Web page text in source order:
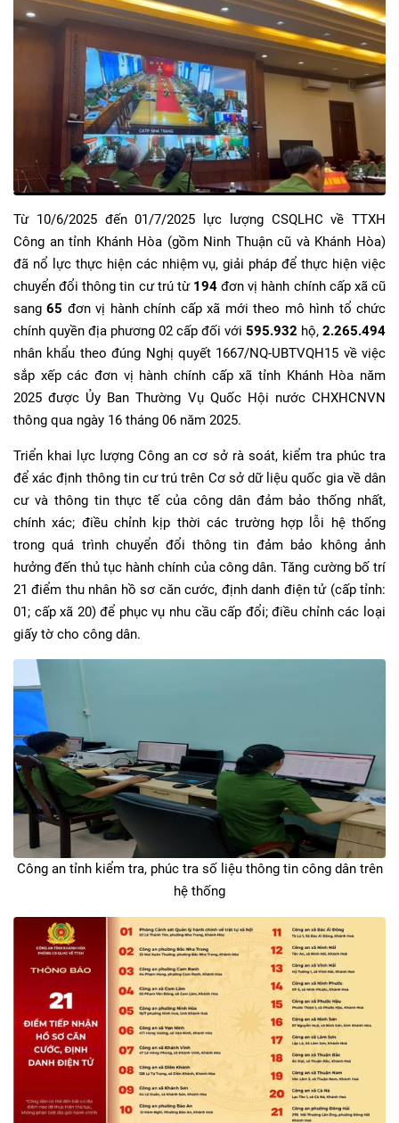
Từ 10/6/2025 đến 01/7/2025 lực lượng CSQLHC về TTXH
Công an tỉnh Khánh Hòa (gồm Ninh Thuận cũ và Khánh Hòa)
đã nổ lực thực hiện các nhiệm vụ, giải pháp để thực hiện việc
chuyển đổi thông tin cư trú từ 194 đơn vị hành chính cấp xã cũ
sang 65 đơn vị hành chính cấp xã mới theo mô hình tổ chức
chính quyền địa phương 02 cấp đối với 595.932 hộ, 2.265.494
nhân khẩu theo đúng Nghị quyết 1667/NQ-UBTVQH15 về việc
sắp xếp các đơn vị hành chính cấp xã tỉnh Khánh Hòa năm
2025 được Ủy Ban Thường Vụ Quốc Hội nước CHXHCNVN
thông qua ngày 16 tháng 06 năm 2025.
Triển khai lực lượng Công an cơ sở rà soát, kiểm tra phúc tra
để xác định thông tin cư trú trên Cơ sở dữ liệu quốc gia về dân
cư và thông tin thực tế của công dân đảm bảo thống nhất,
chính xác; điều chỉnh kịp thời các trường hợp lỗi hệ thống
trong quá trình chuyển đổi thông tin đảm bảo không ảnh
hưởng đến thủ tục hành chính của công dân. Tăng cường bố trí
21 điểm thu nhân hồ sơ căn cước, định danh điện tử (cấp tỉnh:
01; cấp xã 20) để phục vụ nhu cầu cấp đổi; điều chỉnh các loại
giấy tờ cho công dân.
Công an tỉnh kiểm tra, phúc tra số liệu thông tin công dân trên
hệ thống